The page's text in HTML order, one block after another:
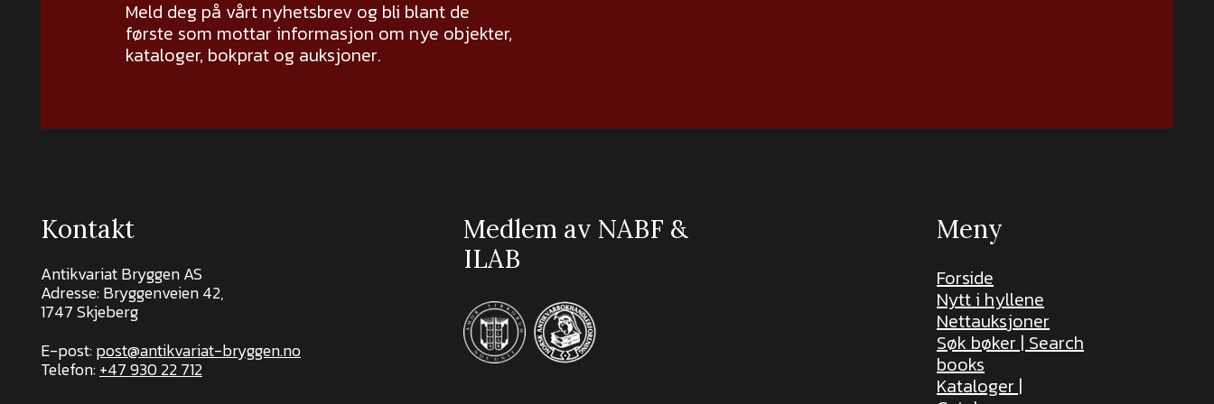
Meld deg på vårt nyhetsbrev og bli blant de
første som mottar informasjon om nye objekter,
kataloger, bokprat og auksjoner.
Kontakt
Antikvariat Bryggen AS
Adresse: Bryggenveien 42,
1747 Skjeberg
E-post:post@antikvariat-bryggen.no
Telefon:+47 930 22 712
Medlem av NABF &
ILAB
Meny
Forside
Nytt i hyllene
Nettauksjoner
Søk bøker | Search
books
Kataloger |